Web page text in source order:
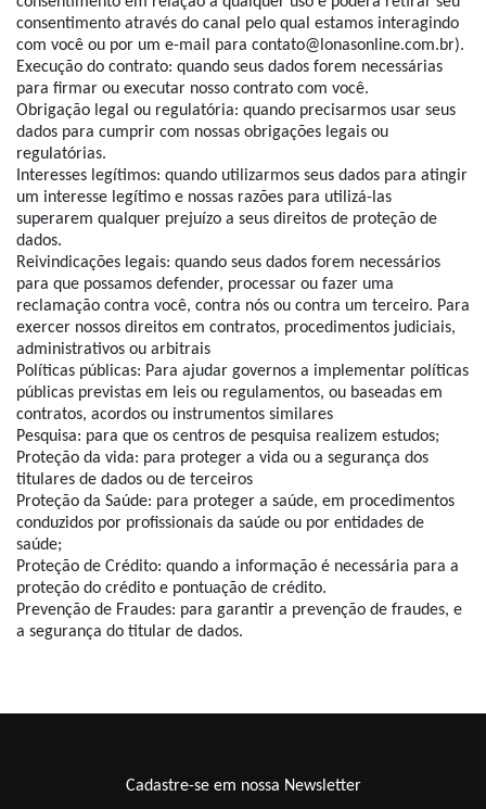
consentimento através do canal pelo qual estamos interagindo
com você ou por um e-mail para contato@lonasonline.com.br).
Execução do contrato: quando seus dados forem necessárias
para firmar ou executar nosso contrato com você.
Obrigação legal ou regulatória: quando precisarmos usar seus
dados para cumprir com nossas obrigações legais ou
regulatórias.
Interesses legítimos: quando utilizarmos seus dados para atingir
um interesse legítimo e nossas razões para utilizá-las
superarem qualquer prejuízo a seus direitos de proteção de
dados.
Reivindicações legais: quando seus dados forem necessários
para que possamos defender, processar ou fazer uma
reclamação contra você, contra nós ou contra um terceiro. Para
exercer nossos direitos em contratos, procedimentos judiciais,
administrativos ou arbitrais
Políticas públicas: Para ajudar governos a implementar políticas
públicas previstas em leis ou regulamentos, ou baseadas em
contratos, acordos ou instrumentos similares
Pesquisa: para que os centros de pesquisa realizem estudos;
Proteção da vida: para proteger a vida ou a segurança dos
titulares de dados ou de terceiros
Proteção da Saúde: para proteger a saúde, em procedimentos
conduzidos por profissionais da saúde ou por entidades de
saúde;
Proteção de Crédito: quando a informação é necessária para a
proteção do crédito e pontuação de crédito.
Prevenção de Fraudes: para garantir a prevenção de fraudes, e
a segurança do titular de dados.
Cadastre-se em nossa Newsletter